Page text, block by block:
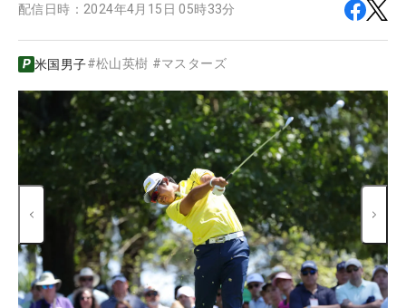
配信日時： 2024年4月15日 05時33分
米国男子#松山英樹 #マスターズ